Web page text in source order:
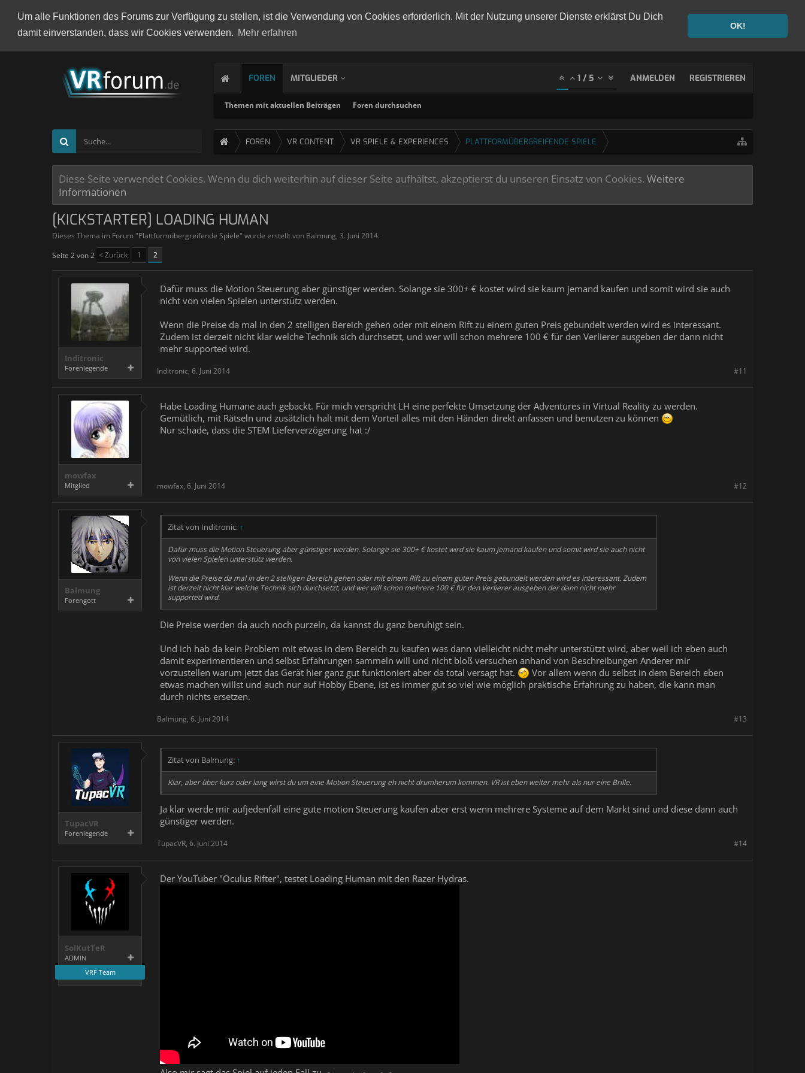
Um alle Funktionen des Forums zur Verfügung zu stellen, ist die Verwendung von Cookies erforderlich. Mit der Nutzung unserer Dienste erklärst Du Dich
damit einverstanden, dass wir Cookies verwenden. Mehr erfahren
OK!
FOREN
Themen mit aktuellen Beiträgen Foren durchsuchen
MITGLIEDER 1 / 5 ANMELDEN REGISTRIEREN
FOREN VR CONTENT VR SPIELE & EXPERIENCES PLATTFORMÜBERGREIFENDE SPIELE
Diese Seite verwendet Cookies. Wenn du dich weiterhin auf dieser Seite aufhältst, akzeptierst du unseren Einsatz von Cookies. Weitere
Informationen
[KICKSTARTER] LOADING HUMAN
Dieses Thema im Forum "Plattformübergreifende Spiele" wurde erstellt von Balmung, 3. Juni 2014.
Seite 2 von 2 < Zurück 1 2
Inditronic
Forenlegende
Dafür muss die Motion Steuerung aber günstiger werden. Solange sie 300+ € kostet wird sie kaum jemand kaufen und somit wird sie auch
nicht von vielen Spielen unterstütz werden.
Wenn die Preise da mal in den 2 stelligen Bereich gehen oder mit einem Rift zu einem guten Preis gebundelt werden wird es interessant.
Zudem ist derzeit nicht klar welche Technik sich durchsetzt, und wer will schon mehrere 100 € für den Verlierer ausgeben der dann nicht
mehr supported wird.
#11
Inditronic, 6. Juni 2014
mowfax
Mitglied
Habe Loading Humane auch gebackt. Für mich verspricht LH eine perfekte Umsetzung der Adventures in Virtual Reality zu werden.
Gemütlich, mit Rätseln und zusätzlich halt mit dem Vorteil alles mit den Händen direkt anfassen und benutzen zu können
Nur schade, dass die STEM Lieferverzögerung hat :/
#12
mowfax, 6. Juni 2014
Balmung
Forengott
Zitat von Inditronic: ↑
Dafür muss die Motion Steuerung aber günstiger werden. Solange sie 300+ € kostet wird sie kaum jemand kaufen und somit wird sie auch nicht
von vielen Spielen unterstütz werden.
Wenn die Preise da mal in den 2 stelligen Bereich gehen oder mit einem Rift zu einem guten Preis gebundelt werden wird es interessant. Zudem
ist derzeit nicht klar welche Technik sich durchsetzt, und wer will schon mehrere 100 € für den Verlierer ausgeben der dann nicht mehr
supported wird.
Die Preise werden da auch noch purzeln, da kannst du ganz beruhigt sein.
Und ich hab da kein Problem mit etwas in dem Bereich zu kaufen was dann vielleicht nicht mehr unterstützt wird, aber weil ich eben auch
damit experimentieren und selbst Erfahrungen sammeln will und nicht bloß versuchen anhand von Beschreibungen Anderer mir
vorzustellen warum jetzt das Gerät hier ganz gut funktioniert aber da total versagt hat.
Vor allem wenn du selbst in dem Bereich eben
etwas machen willst und auch nur auf Hobby Ebene, ist es immer gut so viel wie möglich praktische Erfahrung zu haben, die kann man
durch nichts ersetzen.
#13
Balmung, 6. Juni 2014
TupacVR
Forenlegende
Zitat von Balmung: ↑
Klar, aber über kurz oder lang wirst du um eine Motion Steuerung eh nicht drumherum kommen. VR ist eben weiter mehr als nur eine Brille.
Ja klar werde mir aufjedenfall eine gute motion Steuerung kaufen aber erst wenn mehrere Systeme auf dem Markt sind und diese dann auch
günstiger werden.
#14
TupacVR, 6. Juni 2014
SolKutTeR
ADMIN
VRF Team
Der YouTuber "Oculus Rifter", testet Loading Human mit den Razer Hydras.